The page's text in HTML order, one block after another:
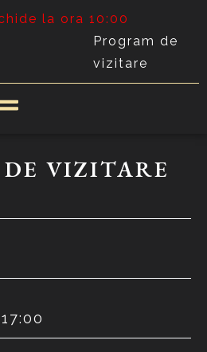
la ora 10:00
Program de
vizitare
VIZITARE